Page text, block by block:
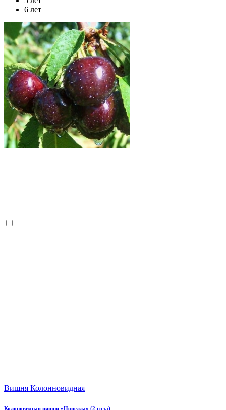
6 лет
Вишня Колонновидная
Колоновидная вишня «Новелла» (2 года)